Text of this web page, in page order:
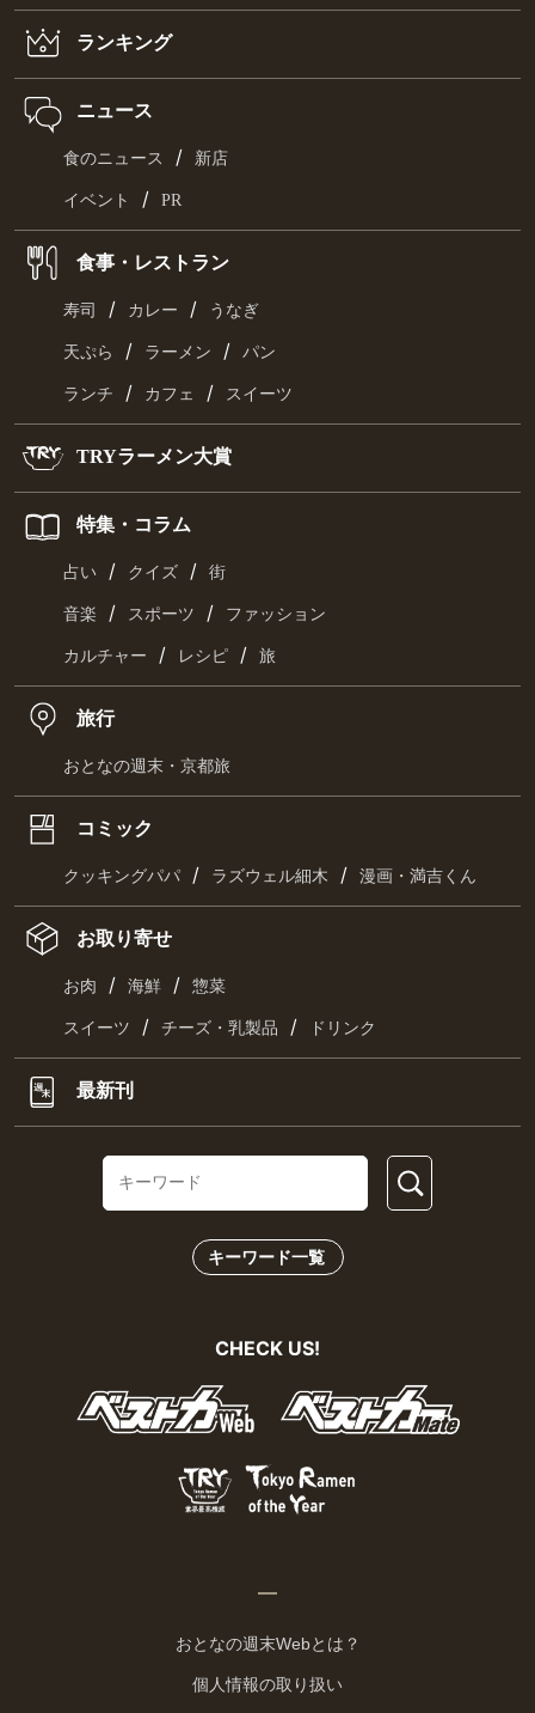
ランキング
ニュース
食のニュース / 新店
イベント / PR
食事・レストラン
寿司 / カレー / うなぎ
天ぷら / ラーメン / パン
ランチ / カフェ / スイーツ
TRYラーメン大賞
特集・コラム
占い / クイズ / 街
音楽 / スポーツ / ファッション
カルチャー / レシピ / 旅
旅行
おとなの週末・京都旅
コミック
クッキングパパ / ラズウェル細木 / 漫画・満吉くん
お取り寄せ
お肉 / 海鮮 / 惣菜
スイーツ / チーズ・乳製品 / ドリンク
最新刊
キーワード一覧
CHECK US!
おとなの週末Webとは？
個人情報の取り扱い